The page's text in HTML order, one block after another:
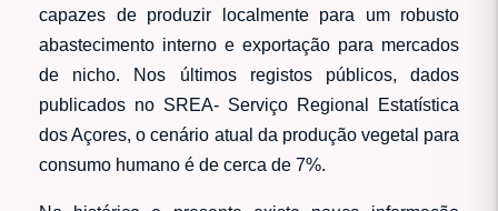
capazes de produzir localmente para um robusto
abastecimento interno e exportação para mercados
de nicho. Nos últimos registos públicos, dados
publicados no SREA- Serviço Regional Estatística
dos Açores, o cenário atual da produção vegetal para
consumo humano é de cerca de 7%.